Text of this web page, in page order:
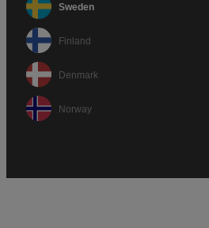
Sweden
Finland
Denmark
Norway